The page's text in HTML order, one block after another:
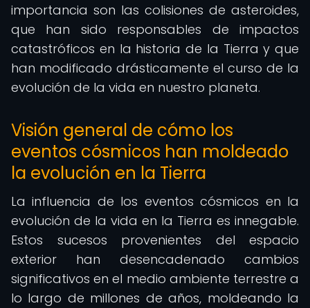
importancia son las colisiones de asteroides,
que han sido responsables de impactos
catastróficos en la historia de la Tierra y que
han modificado drásticamente el curso de la
evolución de la vida en nuestro planeta.
Visión general de cómo los
eventos cósmicos han moldeado
la evolución en la Tierra
La influencia de los eventos cósmicos en la
evolución de la vida en la Tierra es innegable.
Estos sucesos provenientes del espacio
exterior han desencadenado cambios
significativos en el medio ambiente terrestre a
lo largo de millones de años, moldeando la